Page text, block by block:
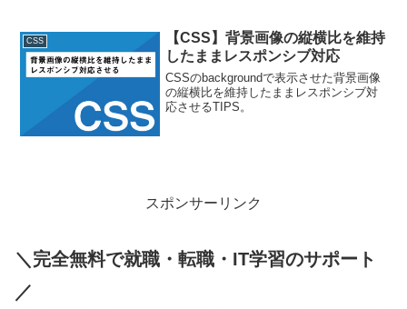
CSS
【CSS】背景画像の縦横比を維持
したままレスポンシブ対応
CSSのbackgroundで表示させた背景画像
の縦横比を維持したままレスポンシブ対
応させるTIPS。
スポンサーリンク
＼完全無料で就職・転職・IT学習のサポート
／